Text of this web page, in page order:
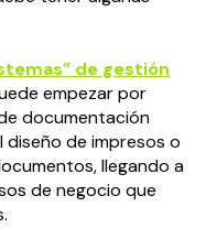
de gestión
empezar por
documentación
de impresos o
llegando a
de negocio que